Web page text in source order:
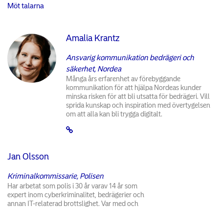
Möt talarna
Amalia Krantz
Ansvarig kommunikation bedrägeri och
säkerhet, Nordea
Många års erfarenhet av förebyggande
kommunikation för att hjälpa Nordeas kunder
minska risken för att bli utsatta för bedrägeri. Vill
sprida kunskap och inspiration med övertygelsen
om att alla kan bli trygga digitalt.
Jan Olsson
Kriminalkommissarie, Polisen
Har arbetat som polis i 30 år varav 14 år som
expert inom cyberkriminalitet, bedrägerier och
annan IT-relaterad brottslighet. Var med och